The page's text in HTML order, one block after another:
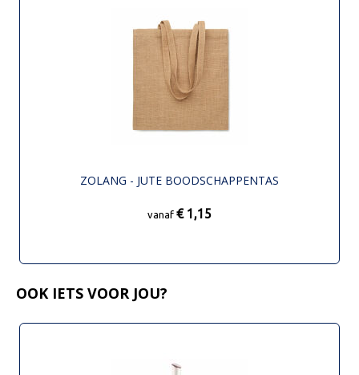
ZOLANG - JUTE BOODSCHAPPENTAS
vanaf € 1,15
OOK IETS VOOR JOU?